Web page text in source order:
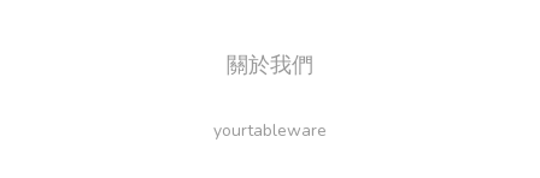
關於我們
yourtableware